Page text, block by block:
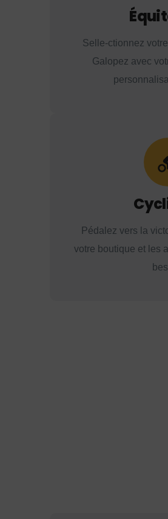
Selle-ctionnez
Galopez avec
Pédalez vers la
votre boutique et les